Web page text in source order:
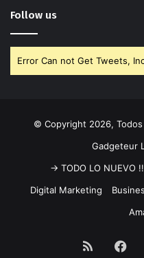
Follow us
Error Can not Get Tweets,
© Copyright 2026,
Gadgeteur
-> TODO LO NUEVO
Digital Marketing
RSS